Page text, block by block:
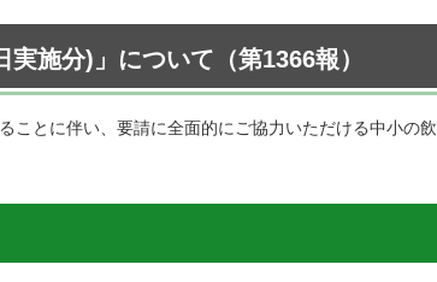
施分)」について（第1366報）
ことに伴い、要請に全面的にご協力いただける中小の飲